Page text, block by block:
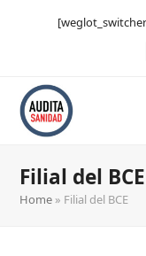
Filial del BCE
Home » Filial del BCE